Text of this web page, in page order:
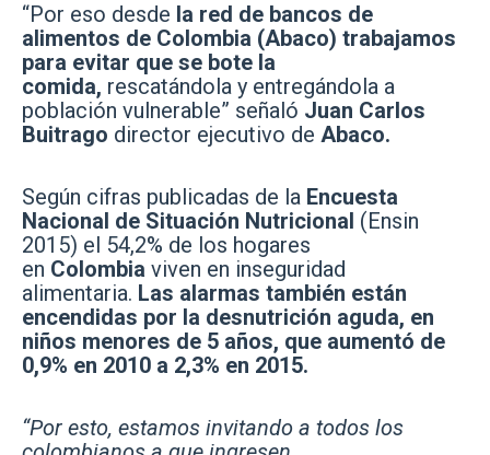
“Por eso desde la red de bancos de
alimentos de Colombia (Abaco) trabajamos
para evitar que se bote la
comida, rescatándola y entregándola a
población vulnerable” señaló Juan Carlos
Buitrago director ejecutivo de Abaco.
Según cifras publicadas de la Encuesta
Nacional de Situación Nutricional (Ensin
2015) el 54,2% de los hogares
en Colombia viven en inseguridad
alimentaria. Las alarmas también están
encendidas por la desnutrición aguda, en
niños menores de 5 años, que aumentó de
0,9% en 2010 a 2,3% en 2015.
“Por esto, estamos invitando a todos los